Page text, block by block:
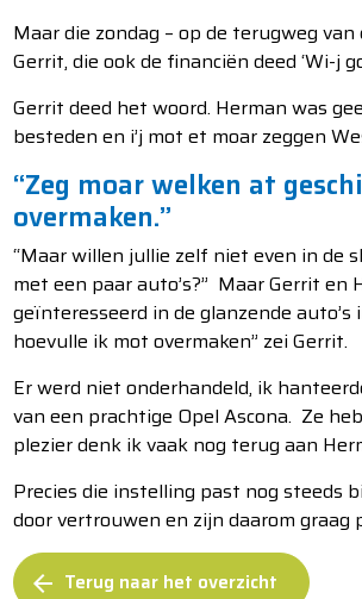
Maar die zondag – op de terugweg
Gerrit, die ook de financiën deed ‘Wi-j
Gerrit deed het woord. Herman was
besteden en i’j mot et moar zeggen
“Zeg moar welken at
overmaken.”
“Maar willen jullie zelf niet even in de
met een paar auto’s?” Maar Gerrit
geïnteresseerd in de glanzende
hoevulle ik mot overmaken” zei Gerrit.
Er werd niet onderhandeld, ik
van een prachtige Opel Ascona. Ze
plezier denk ik vaak nog terug aan
Precies die instelling past nog steeds
door vertrouwen en zijn daarom
arrow_back Terug naar het overzicht